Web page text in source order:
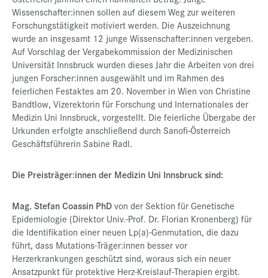
Wissenschafter:innen sollen auf diesem Weg zur weiteren
Forschungstätigkeit motiviert werden. Die Auszeichnung
wurde an insgesamt 12 junge Wissenschafter:innen vergeben.
Auf Vorschlag der Vergabekommission der Medizinischen
Universität Innsbruck wurden dieses Jahr die Arbeiten von drei
jungen Forscher:innen ausgewählt und im Rahmen des
feierlichen Festaktes am 20. November in Wien von Christine
Bandtlow, Vizerektorin für Forschung und Internationales der
Medizin Uni Innsbruck, vorgestellt. Die feierliche Übergabe der
Urkunden erfolgte anschließend durch Sanofi-Österreich
Geschäftsführerin Sabine Radl.
Die Preisträger:innen der Medizin Uni Innsbruck sind:
Mag. Stefan Coassin PhDvon der Sektion für Genetische
Epidemiologie (Direktor Univ.-Prof. Dr. Florian Kronenberg) für
die Identifikation einer neuen Lp(a)-Genmutation, die dazu
führt, dass Mutations-Träger:innen besser vor
Herzerkrankungen geschützt sind, woraus sich ein neuer
Ansatzpunkt für protektive Herz-Kreislauf-Therapien ergibt.